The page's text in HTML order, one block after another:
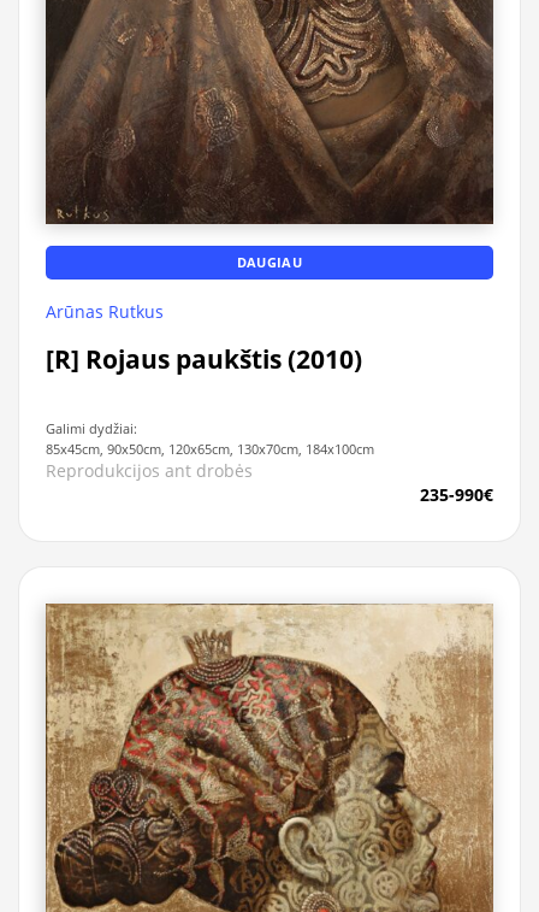
DAUGIAU
Arūnas Rutkus
[R] Rojaus paukštis (2010)
Galimi dydžiai:
85x45cm, 90x50cm, 120x65cm, 130x70cm, 184x100cm
Reprodukcijos ant drobės
235-990€